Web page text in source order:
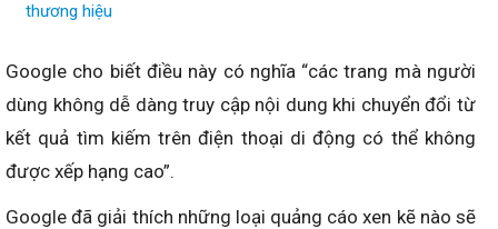
thương hiệu
Google cho biết điều này có nghĩa “các trang mà người
dùng không dễ dàng truy cập nội dung khi chuyển đổi từ
kết quả tìm kiếm trên điện thoại di động có thể không
được xếp hạng cao”.
Google đã giải thích những loại quảng cáo xen kẽ nào sẽ